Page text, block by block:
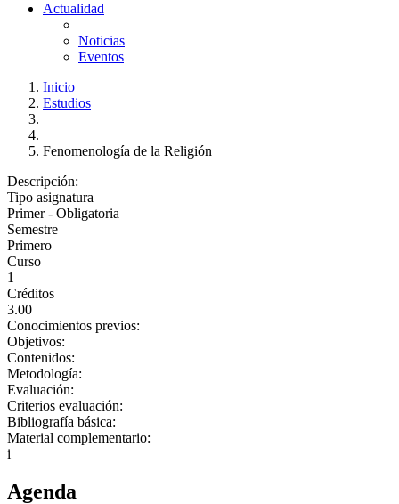
Actualidad
Noticias
Eventos
Inicio
Estudios
Fenomenología de la Religión
Descripción:
Tipo asignatura
Primer - Obligatoria
Semestre
Primero
Curso
1
Créditos
3.00
Conocimientos previos:
Objetivos:
Contenidos:
Metodología:
Evaluación:
Criterios evaluación:
Bibliografía básica:
Material complementario:
i
Agenda